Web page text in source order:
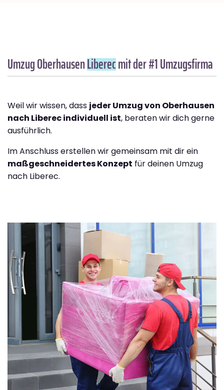
Umzug OberhausenLiberecmit der #1 Umzugsfirma
Weil wir wissen, dass jeder Umzug von Oberhausen
nach Liberec individuell ist, beraten wir dich gerne
ausführlich.
Im Anschluss erstellen wir gemeinsam mit dir ein
maßgeschneidertes Konzept für deinen Umzug
nach Liberec.